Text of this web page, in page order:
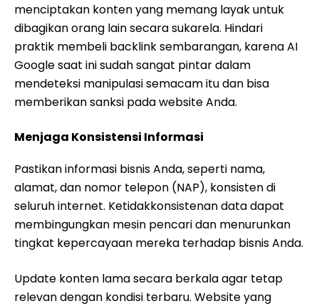
menciptakan konten yang memang layak untuk
dibagikan orang lain secara sukarela. Hindari
praktik membeli backlink sembarangan, karena AI
Google saat ini sudah sangat pintar dalam
mendeteksi manipulasi semacam itu dan bisa
memberikan sanksi pada website Anda.
Menjaga Konsistensi Informasi
Pastikan informasi bisnis Anda, seperti nama,
alamat, dan nomor telepon (NAP), konsisten di
seluruh internet. Ketidakkonsistenan data dapat
membingungkan mesin pencari dan menurunkan
tingkat kepercayaan mereka terhadap bisnis Anda.
Update konten lama secara berkala agar tetap
relevan dengan kondisi terbaru. Website yang